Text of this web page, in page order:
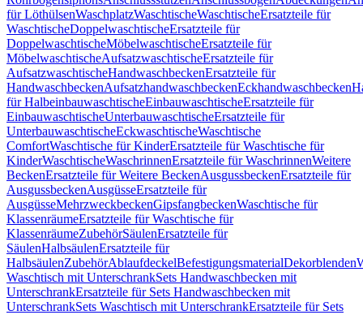
für LöthülsenWaschplatzWaschtischeWaschtischeErsatzteile für
WaschtischeDoppelwaschtischeErsatzteile für
DoppelwaschtischeMöbelwaschtischeErsatzteile für
MöbelwaschtischeAufsatzwaschtischeErsatzteile für
AufsatzwaschtischeHandwaschbeckenErsatzteile für
HandwaschbeckenAufsatzhandwaschbeckenEckhandwaschbecken
für HalbeinbauwaschtischeEinbauwaschtischeErsatzteile für
EinbauwaschtischeUnterbauwaschtischeErsatzteile für
UnterbauwaschtischeEckwaschtischeWaschtische
ComfortWaschtische für KinderErsatzteile für Waschtische für
KinderWaschtischeWaschrinnenErsatzteile für WaschrinnenWeitere
BeckenErsatzteile für Weitere BeckenAusgussbeckenErsatzteile für
AusgussbeckenAusgüsseErsatzteile für
AusgüsseMehrzweckbeckenGipsfangbeckenWaschtische für
KlassenräumeErsatzteile für Waschtische für
KlassenräumeZubehörSäulenErsatzteile für
SäulenHalbsäulenErsatzteile für
HalbsäulenZubehörAblaufdeckelBefestigungsmaterialDekorblenden
Waschtisch mit UnterschrankSets Handwaschbecken mit
UnterschrankErsatzteile für Sets Handwaschbecken mit
UnterschrankSets Waschtisch mit UnterschrankErsatzteile für Sets